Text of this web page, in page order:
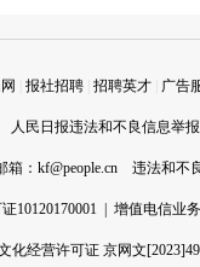
报社招聘 招聘英才 广告
人民日报违法和不良信息举
箱： kf@people.cn 违法和不
10120170001 增值电信业
化经营许可证 京网文